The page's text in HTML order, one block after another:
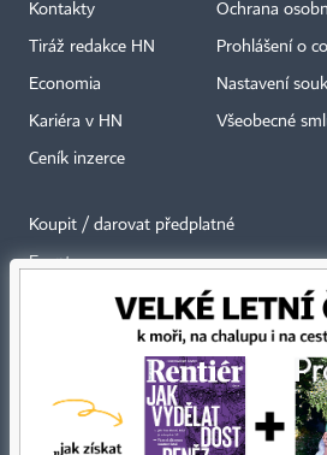
Kontakty
Tiráž redakce HN
Economia
Kariéra v HN
Ceník inzerce
Ochrana
Prohlášení o
Nastavení
Všeobecné
Koupit / darovat předplatné
Eventy
Newslettery
Autorská práva vykonává vydavatel. Bez
zakázáno jakékoli užití částí nebo celku díla,